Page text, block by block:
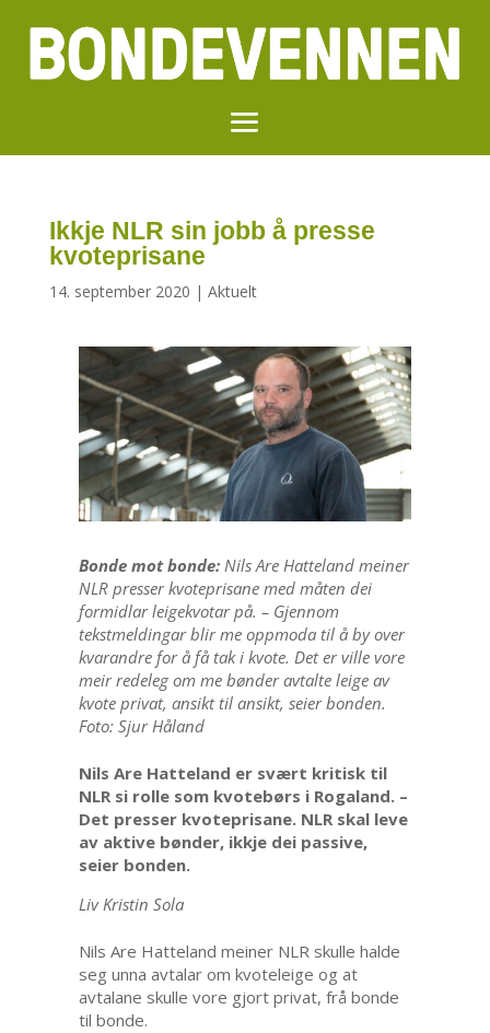
Ikkje NLR sin jobb å presse
kvoteprisane
14. september 2020 | Aktuelt
Bonde mot bonde:Nils Are Hatteland meiner
NLR presser kvoteprisane med måten dei
formidlar leigekvotar på. – Gjennom
tekstmeldingar blir me oppmoda til å by over
kvarandre for å få tak i kvote. Det er ville vore
meir redeleg om me bønder avtalte leige av
kvote privat, ansikt til ansikt, seier bonden.
Foto: Sjur Håland
Nils Are Hatteland er svært kritisk til
NLR si rolle som kvotebørs i Rogaland. –
Det presser kvoteprisane. NLR skal leve
av aktive bønder, ikkje dei passive,
seier bonden.
Liv Kristin Sola
Nils Are Hatteland meiner NLR skulle halde
seg unna avtalar om kvoteleige og at
avtalane skulle vore gjort privat, frå bonde
til bonde.